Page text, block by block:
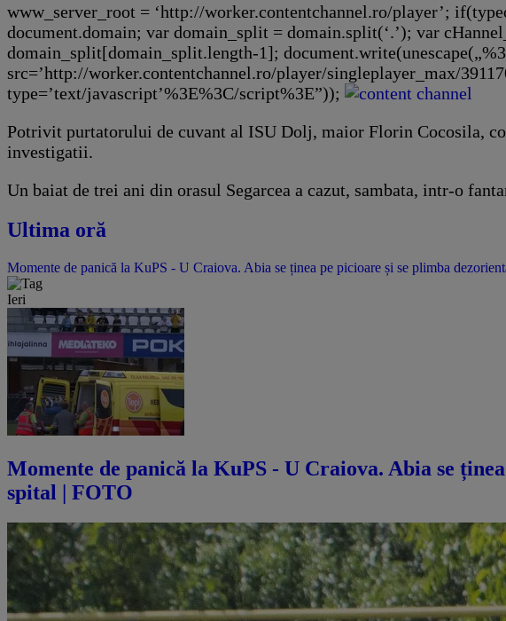
www_server_root = ‘http://worker.contentchannel.ro/player’;
document.domain; var domain_split = domain.split(‘.’); var
domain_split[domain_split.length-1];
src=’http://worker.contentchannel.ro/player/singleplayer_max/
type=’text/javascript’%3E%3C/script%3E”));
Potrivit purtatorului de cuvant al ISU Dolj, maior Florin Cocosila,
investigatii.
Un baiat de trei ani din orasul Segarcea a cazut, sambata, intr-o
Ultima oră
Momente de panică la KuPS - U Craiova. Abia se ținea pe picioare și se plimba
Ieri
Momente de panică la KuPS - U Craiova. Abia se
spital | FOTO